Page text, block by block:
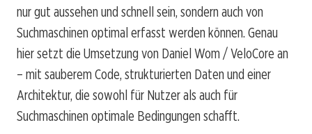
nur gut aussehen und schnell sein, sondern auch von
Suchmaschinen optimal erfasst werden können. Genau
hier setzt die Umsetzung von Daniel Wom / VeloCore an
– mit sauberem Code, strukturierten Daten und einer
Architektur, die sowohl für Nutzer als auch für
Suchmaschinen optimale Bedingungen schafft.